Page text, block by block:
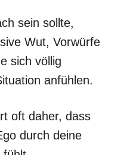
sein sollte,
Wut, Vorwürfe
sich völlig
anfühlen.
oft daher, dass
durch deine